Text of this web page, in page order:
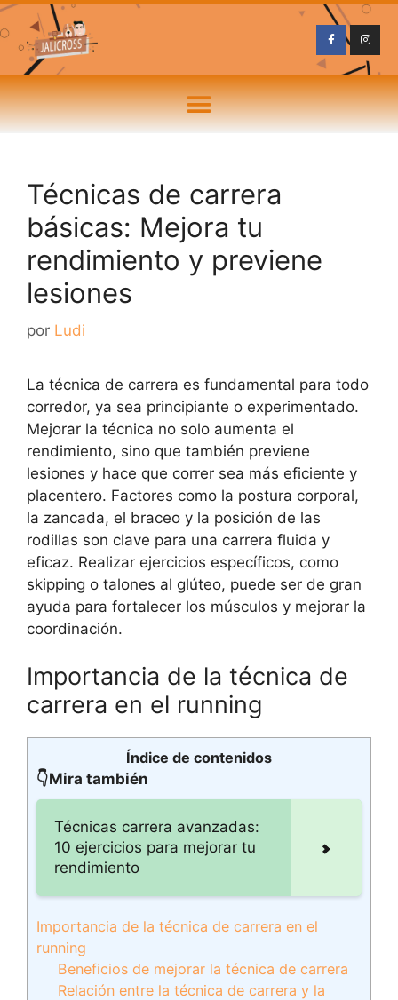
Técnicas de carrera
básicas: Mejora tu
rendimiento y previene
lesiones
por Ludi
La técnica de carrera es fundamental para todo
corredor, ya sea principiante o experimentado.
Mejorar la técnica no solo aumenta el
rendimiento, sino que también previene
lesiones y hace que correr sea más eficiente y
placentero. Factores como la postura corporal,
la zancada, el braceo y la posición de las
rodillas son clave para una carrera fluida y
eficaz. Realizar ejercicios específicos, como
skipping o talones al glúteo, puede ser de gran
ayuda para fortalecer los músculos y mejorar la
coordinación.
Importancia de la técnica de
carrera en el running
Índice de contenidos
👇Mira también
Técnicas carrera avanzadas:
10 ejercicios para mejorar tu
rendimiento
Importancia de la técnica de carrera en el
running
Beneficios de mejorar la técnica de carrera
Relación entre la técnica de carrera y la